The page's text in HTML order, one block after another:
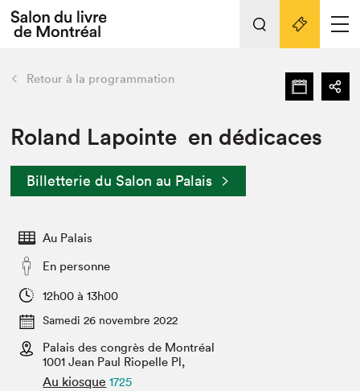
Espace exposant⋅e⋅s
Espace enseignant·e·s
Espace médias
L'événement
Préparer sa visite au Salon
Actualités
SLM PRO
retour Nos activités
Préparer sa visite
Salon dans la ville et en ligne
Projets partenaires
Liens pratiques
Retour à la programmation
Roland Lapointe en dédicaces
Billetterie du Salon au Palais
Au Palais
En personne
12h00 à 13h00
Samedi 26 novembre 2022
Palais des congrès de Montréal
1001 Jean Paul Riopelle Pl,
Au kiosque 1725